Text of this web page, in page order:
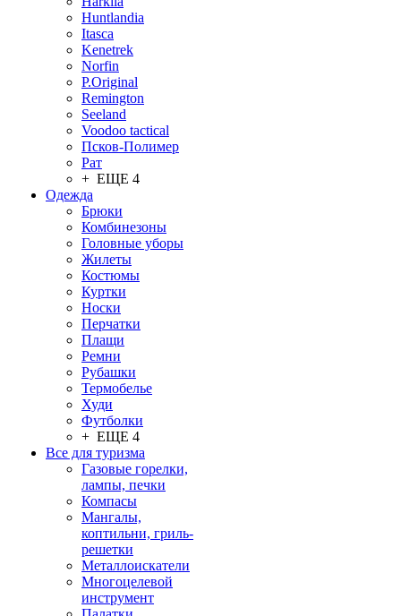
Huntlandia
Itasca
Kenetrek
Norfin
P.Original
Remington
Seeland
Voodoo tactical
Псков-Полимер
Рат
+ ЕЩЕ 4
Одежда
Брюки
Комбинезоны
Головные уборы
Жилеты
Костюмы
Куртки
Носки
Перчатки
Плащи
Ремни
Рубашки
Термобелье
Худи
Футболки
+ ЕЩЕ 4
Все для туризма
Газовые горелки,
лампы, печки
Компасы
Мангалы,
коптильни, гриль-
решетки
Металлоискатели
Многоцелевой
инструмент